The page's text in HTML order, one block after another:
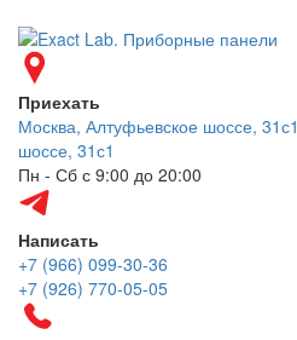
Приехать
Москва, Алтуфьевское шоссе, 31с1
шоссе, 31с1
Пн - Сб с 9:00 до 20:00
Написать
+7 (966) 099-30-36
+7 (926) 770-05-05